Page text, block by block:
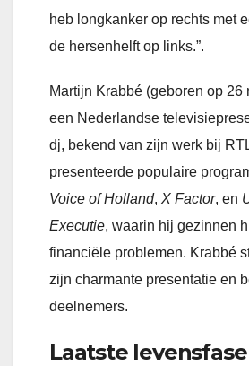
heb longkanker op rechts met
de hersenhelft op links.”.
Martijn Krabbé (geboren op 26
een Nederlandse
dj, bekend van zijn werk bij
presenteerde populaire
Voice of Holland, X Factor, en
Executie, waarin hij gezinnen
financiële problemen. Krabbé
zijn charmante presentatie en
deelnemers.
Laatste levensfase